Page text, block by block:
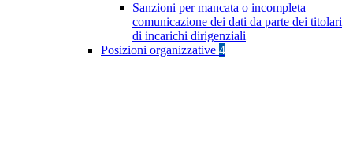
Sanzioni per mancata o incompleta
comunicazione dei dati da parte dei titolari
di incarichi dirigenziali
Posizioni organizzative 4